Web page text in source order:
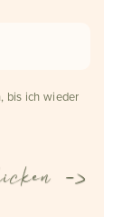
bis ich wieder